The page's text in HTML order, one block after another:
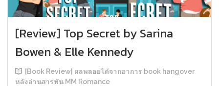
[Review] Top Secret by Sarina
Bowen & Elle Kennedy
[Book Review] ผลพลอยได้จากอาการ book hangover
หลังอ่านสารพัน MM Romance